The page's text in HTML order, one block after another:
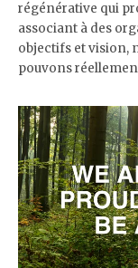
régénérative qui
associant à des
objectifs et vision,
pouvons